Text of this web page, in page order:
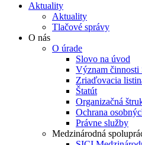
Aktuality
Aktuality
Tlačové správy
O nás
O úrade
Slovo na úvod
Význam činnosti
Zriaďovacia
Štatút
Organizačná
Ochrana
Právne služby
Medzinárodná